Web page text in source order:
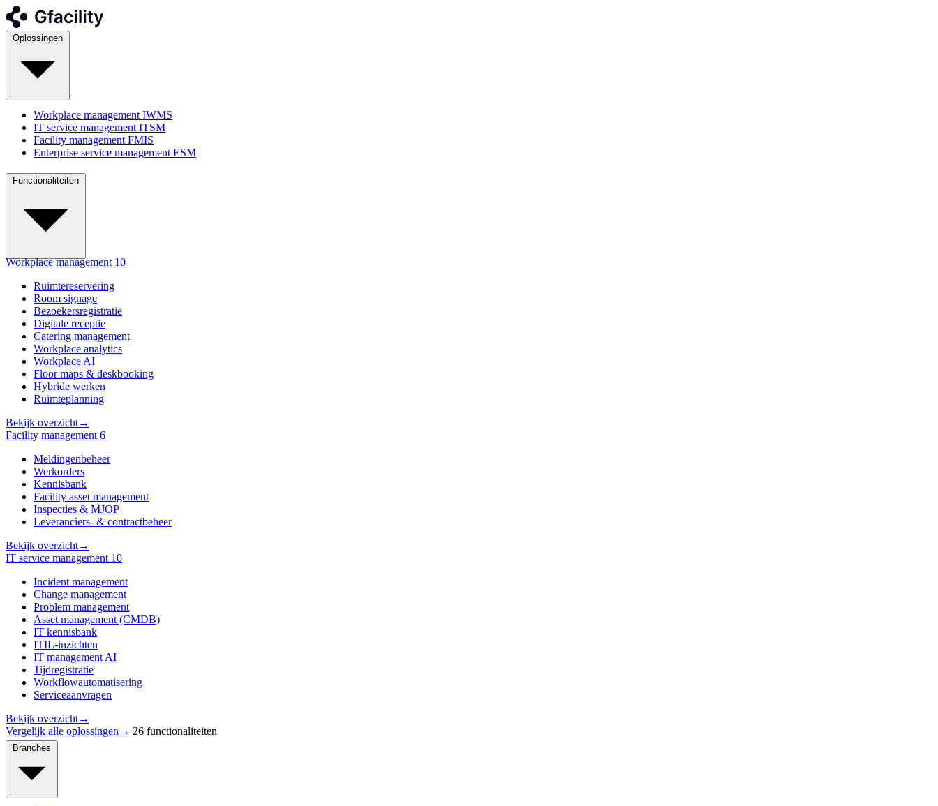
Workplace management IWMS
IT service management ITSM
Facility management FMIS
Enterprise service management ESM
Workplace management 10
Ruimtereservering
Room signage
Bezoekersregistratie
Digitale receptie
Catering management
Workplace analytics
Workplace AI
Floor maps & deskbooking
Hybride werken
Ruimteplanning
Bekijk overzicht→
Facility management 6
Meldingenbeheer
Werkorders
Kennisbank
Facility asset management
Inspecties & MJOP
Leveranciers- & contractbeheer
Bekijk overzicht→
IT service management 10
Incident management
Change management
Problem management
Asset management (CMDB)
IT kennisbank
ITIL-inzichten
IT management AI
Tijdregistratie
Workflowautomatisering
Serviceaanvragen
Bekijk overzicht→
Vergelijk alle oplossingen → 26 functionaliteiten